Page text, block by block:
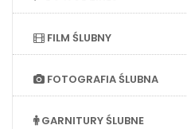
FILM ŚLUBNY
FOTOGRAFIA ŚLUBNA
GARNITURY ŚLUBNE